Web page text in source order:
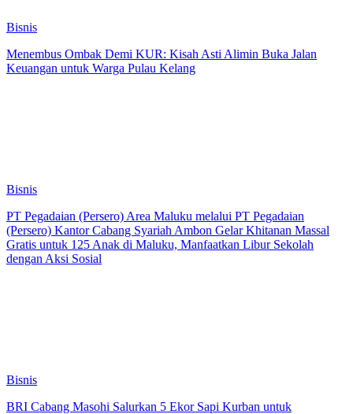
Bisnis
Menembus Ombak Demi KUR: Kisah Asti Alimin Buka Jalan
Keuangan untuk Warga Pulau Kelang
Bisnis
PT Pegadaian (Persero) Area Maluku melalui PT Pegadaian
(Persero) Kantor Cabang Syariah Ambon Gelar Khitanan Massal
Gratis untuk 125 Anak di Maluku, Manfaatkan Libur Sekolah
dengan Aksi Sosial
Bisnis
BRI Cabang Masohi Salurkan 5 Ekor Sapi Kurban untuk